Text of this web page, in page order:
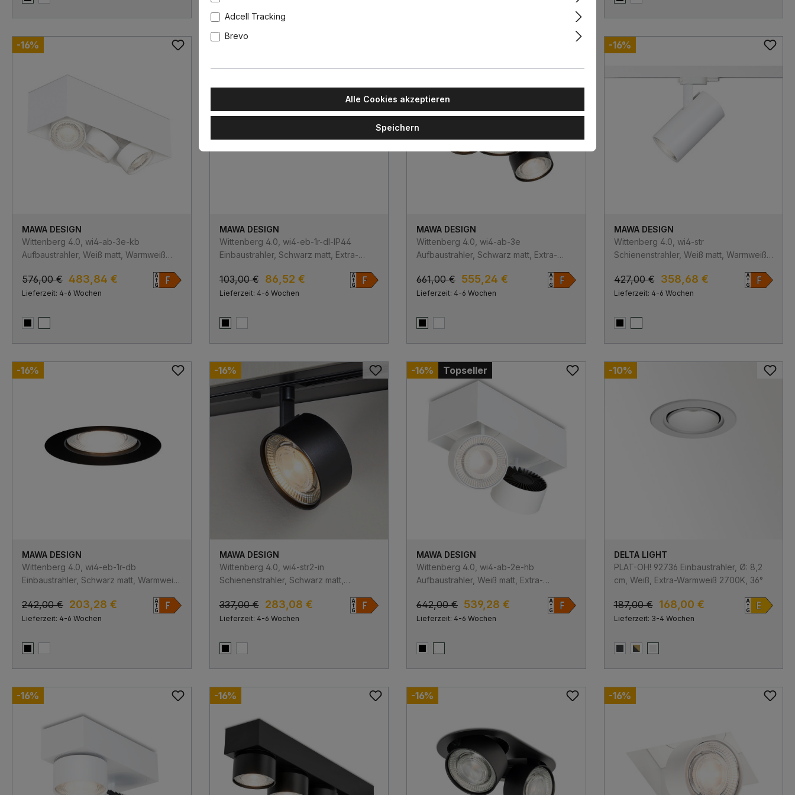
Schwarz matt
Weiß matt Schwarz matt
Weiß matt Schwarz matt
Weiß matt
-16%
MAWA DESIGN
Wittenberg 4.0, wi4-ab-3e-kb
Aufbaustrahler, Weiß matt, Warmweiß
576,00 € 483,84 €
Lieferzeit: 4-6 Wochen
Schwarz matt
Weiß matt
-16%
MAWA DESIGN
Wittenberg 4.0, wi4-eb-1r-dl-IP44
Einbaustrahler, Schwarz matt, Extra-
103,00 € 86,52 €
Lieferzeit: 4-6 Wochen
Schwarz matt
Weiß matt
MAWA DESIGN
Wittenberg 4.0, wi4-ab-3e
Aufbaustrahler, Schwarz matt, Extra-
661,00 € 555,24 €
Lieferzeit: 4-6 Wochen
Schwarz matt
Weiß matt
-16%
MAWA DESIGN
Wittenberg 4.0, wi4-str
Schienenstrahler, Weiß matt, Warmweiß
427,00 € 358,68 €
Lieferzeit: 4-6 Wochen
Schwarz matt
Weiß matt
-16%
MAWA DESIGN
Wittenberg 4.0, wi4-eb-1r-db
Einbaustrahler, Schwarz matt, Warmweiß
242,00 € 203,28 €
Lieferzeit: 4-6 Wochen
Schwarz matt
Weiß matt
-16%
MAWA DESIGN
Wittenberg 4.0, wi4-str2-in
Schienenstrahler, Schwarz matt,
Schaltbar
337,00 € 283,08 €
Lieferzeit: 4-6 Wochen
Schwarz matt
Weiß matt
-16% Topseller
MAWA DESIGN
Wittenberg 4.0, wi4-ab-2e-hb
Aufbaustrahler, Weiß matt, Extra-
Bluetooth
642,00 € 539,28 €
Lieferzeit: 4-6 Wochen
Schwarz matt
Weiß matt
-10%
DELTA LIGHT
PLAT-OH! 92736 Einbaustrahler, Ø: 8,2
cm, Weiß, Extra-Warmweiß 2700K, 36°
187,00 € 168,00 €
Lieferzeit: 3-4 Wochen
SchwarzSchwarz & Goldfarben
Weiß
-16% -16% -16% -16%
Adcell Tracking
Brevo
Alle Cookies akzeptieren
Speichern